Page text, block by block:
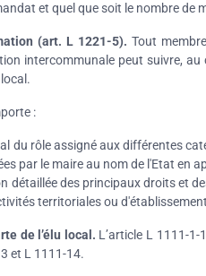
et quel que soit le nombre de
(art. L 1221-5).Tout
intercommunale peut suivre,
:
du rôle assigné aux différentes
par le maire au nom de l'Etat en
détaillée des principaux droits et
territoriales ou
de l’élu local. L’article L 1111-1-
et L 1111-14.